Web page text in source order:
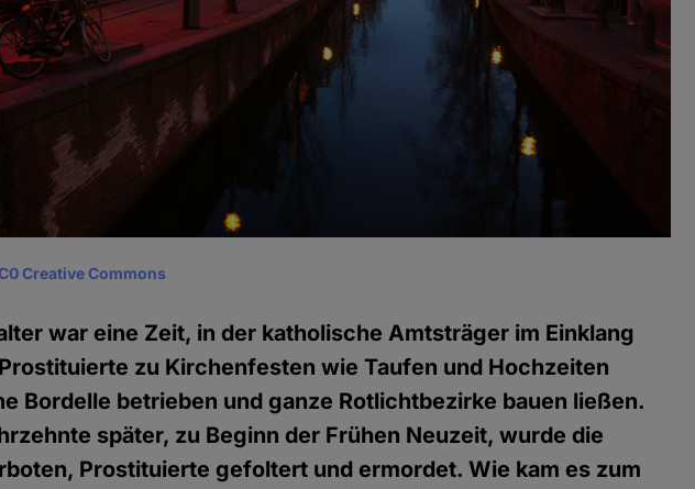
Creative Commons
war eine Zeit, in der katholische Amtsträger im Einklang
zu Kirchenfesten wie Taufen und Hochzeiten
Bordelle betrieben und ganze Rotlichtbezirke bauen ließen.
später, zu Beginn der Frühen Neuzeit, wurde die
Prostituierte gefoltert und ermordet. Wie kam es zum